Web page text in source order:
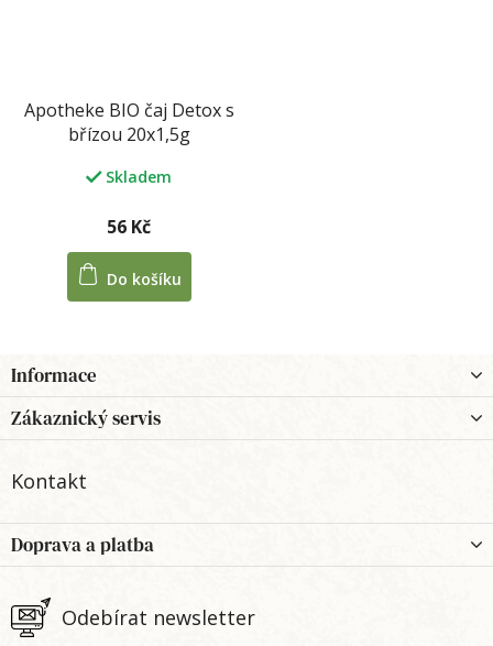
Apotheke BIO čaj Detox s
břízou 20x1,5g
Skladem
56 Kč
Do košíku
á
p
a
Informace
Zákaznický servis
Kontakt
Odebírat newsletter
Doprava a platba